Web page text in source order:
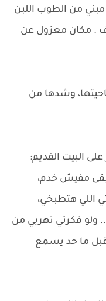
من الطوب اللبن
. مكان معزول عن
وشدها من
البيت القديم:
بقى مفيش خدم،
اللي هتطبخي،
ولو فكرتي تهربي من
قبل ما حد يسمع